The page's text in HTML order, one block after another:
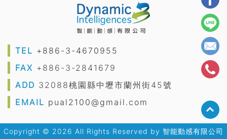
TEL +886-3-4670955
FAX +886-3-2841679
ADD 32088桃園縣中壢市蘭州街45號
EMAIL pual2100@gmail.com
Copyright © 2026 All Rights Reserved by 智能動感有限公司